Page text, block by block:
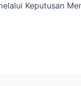
Keputusan